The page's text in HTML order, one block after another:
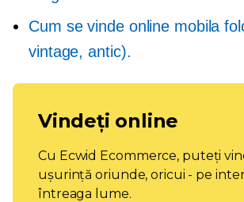
Cum se vinde online mobila
vintage, antic).
Vindeți online
Cu Ecwid Ecommerce, puteți
ușurință oriunde, oricui - pe
întreaga lume.